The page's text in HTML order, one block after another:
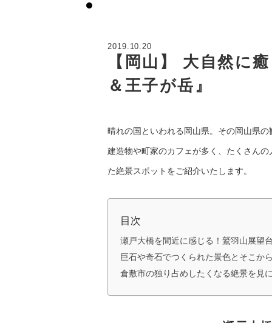
2019.10.20
【岡山】 大自然に
＆王子が岳』
晴れの国といわれる岡山県。その岡山県
建造物や町家のカフェが多く、たくさん
た絶景スポットをご紹介いたします。
目次
瀬戸大橋を間近に感じる！鷲羽山展望
巨石や奇石でつくられた景色とそこか
倉敷市の独り占めしたくなる絶景を見